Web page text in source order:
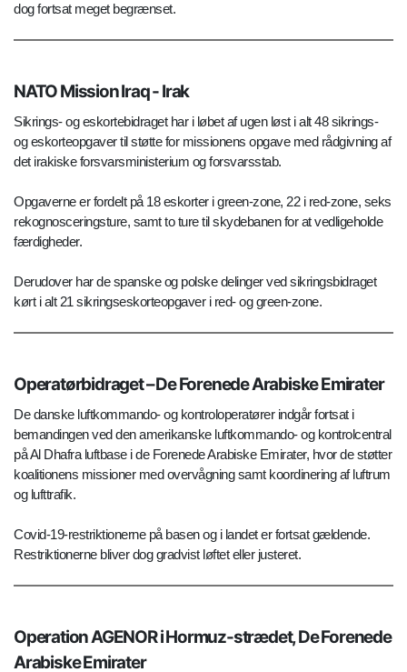
dog fortsat meget begrænset.
NATO Mission Iraq - Irak
Sikrings- og eskortebidraget har i løbet af ugen løst i alt 48 sikrings-
og eskorteopgaver til støtte for missionens opgave med rådgivning af
det irakiske forsvarsministerium og forsvarsstab.
Opgaverne er fordelt på 18 eskorter i green-zone, 22 i red-zone, seks
rekognosceringsture, samt to ture til skydebanen for at vedligeholde
færdigheder.
Derudover har de spanske og polske delinger ved sikringsbidraget
kørt i alt 21 sikringseskorteopgaver i red- og green-zone.
Operatørbidraget – De Forenede Arabiske Emirater
De danske luftkommando- og kontroloperatører indgår fortsat i
bemandingen ved den amerikanske luftkommando- og kontrolcentral
på Al Dhafra luftbase i de Forenede Arabiske Emirater, hvor de støtter
koalitionens missioner med overvågning samt koordinering af luftrum
og lufttrafik.
Covid-19-restriktionerne på basen og i landet er fortsat gældende.
Restriktionerne bliver dog gradvist løftet eller justeret.
Operation AGENOR i Hormuz-strædet, De Forenede
Arabiske Emirater